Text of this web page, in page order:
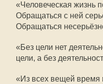
«Человеческая жизнь
Обращаться с ней
Обращаться
«Без цели нет
цели, а без
«Из всех вещей время